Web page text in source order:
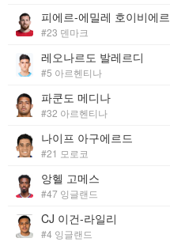
피에르-에밀레 호이비에르
#23 덴마크
레오나르도 발레르디
#5 아르헨티나
파쿤도 메디나
#32 아르헨티나
나이프 아구에르드
#21 모로코
앙헬 고메스
#47 잉글랜드
CJ 이건-라일리
#4 잉글랜드